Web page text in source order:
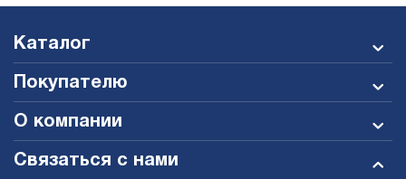
Каталог
Покупателю
О компании
Связаться с нами